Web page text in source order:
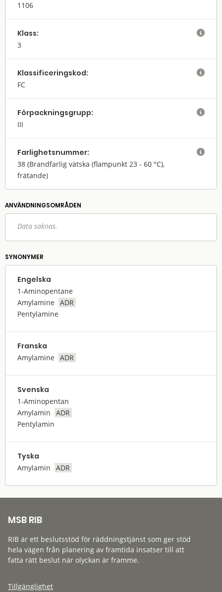
1106
Klass:
3

Klassifi­cerings­kod:
FC

Förpack­nings­grupp:
III

Farlighets­nummer:
38 (Brandfarlig vätska (flampunkt 23 - 60 °C),
frätande)

ANVÄNDNINGS­OMRÅDEN
Data saknas.
SYNONYMER
Engelska
1-Aminopentane
Amylamine
ADR
Pentylamine
Franska
Amylamine ADR
Svenska
1-Aminopentan
Amylamin
ADR
Pentylamin
Tyska
Amylamin ADR
MSB RIB
RIB är ett beslutsstöd för räddningstjänst som ger stöd
hela vägen från planering av framtida insatser till att
fatta rätt beslut när olyckan är framme.
Tillgänglighet